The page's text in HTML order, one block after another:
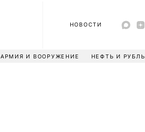
НОВОСТИ
АРМИЯ И ВООРУЖЕНИЕ НЕФТЬ И РУБЛЬ